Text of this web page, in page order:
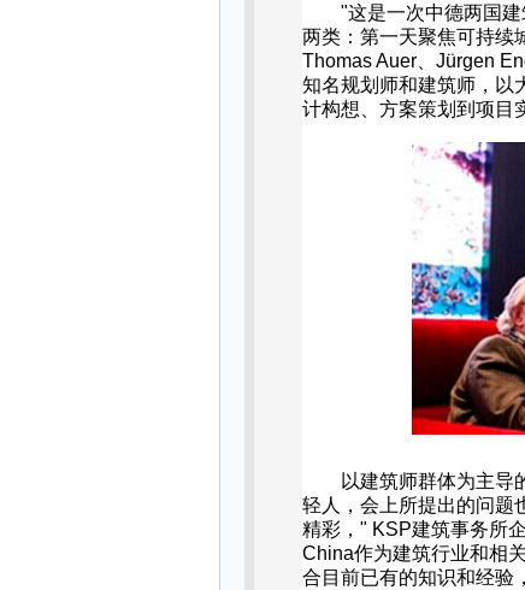
"这是一次中德两国
两类：第一天聚焦可持续
Thomas Auer
Jürgen
知名规划师和建筑师，以
计构想、方案策划到项目
以建筑师群体为主导
轻人，会上所提出的问题
精彩， " KSP建筑事务所
China作为建筑行业和相
合目前已有的知识和经验